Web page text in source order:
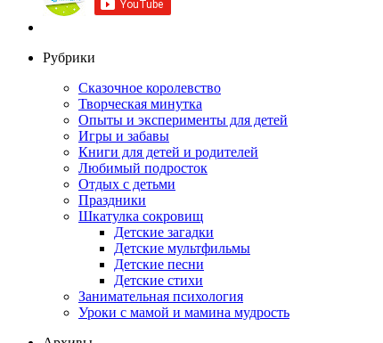
Рубрики
Сказочное королевство
Творческая минутка
Опыты и эксперименты для детей
Игры и забавы
Книги для детей и родителей
Любимый подросток
Отдых с детьми
Праздники
Шкатулка сокровищ
Детские загадки
Детские мультфильмы
Детские песни
Детские стихи
Занимательная психология
Уроки с мамой и мамина мудрость